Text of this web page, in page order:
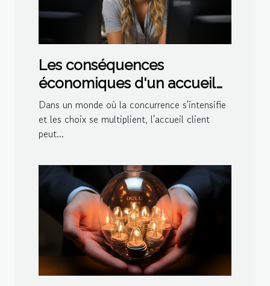
Les conséquences
économiques d'un accueil
client défaillant
Dans un monde où la concurrence s'intensifie
et les choix se multiplient, l'accueil client
peut...